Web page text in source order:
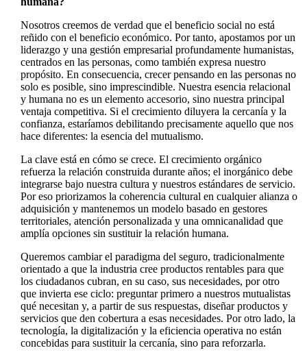
Nosotros creemos de verdad que el beneficio social no está
reñido con el beneficio económico. Por tanto, apostamos por un
liderazgo y una gestión empresarial profundamente humanistas,
centrados en las personas, como también expresa nuestro
propósito. En consecuencia, crecer pensando en las personas no
solo es posible, sino imprescindible. Nuestra esencia relacional
y humana no es un elemento accesorio, sino nuestra principal
ventaja competitiva. Si el crecimiento diluyera la cercanía y la
confianza, estaríamos debilitando precisamente aquello que nos
hace diferentes: la esencia del mutualismo.
La clave está en cómo se crece. El crecimiento orgánico
refuerza la relación construida durante años; el inorgánico debe
integrarse bajo nuestra cultura y nuestros estándares de servicio.
Por eso priorizamos la coherencia cultural en cualquier alianza o
adquisición y mantenemos un modelo basado en gestores
territoriales, atención personalizada y una omnicanalidad que
amplía opciones sin sustituir la relación humana.
Queremos cambiar el paradigma del seguro, tradicionalmente
orientado a que la industria cree productos rentables para que
los ciudadanos cubran, en su caso, sus necesidades, por otro
que invierta ese ciclo: preguntar primero a nuestros mutualistas
qué necesitan y, a partir de sus respuestas, diseñar productos y
servicios que den cobertura a esas necesidades. Por otro lado, la
tecnología, la digitalización y la eficiencia operativa no están
concebidas para sustituir la cercanía, sino para reforzarla.